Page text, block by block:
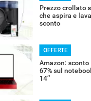
Prezzo crollato
che aspira e
sconto
OFFERTE
Amazon: sconto
67% sul
14’’